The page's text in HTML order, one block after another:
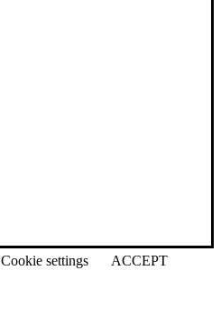
Cookie settings ACCEPT